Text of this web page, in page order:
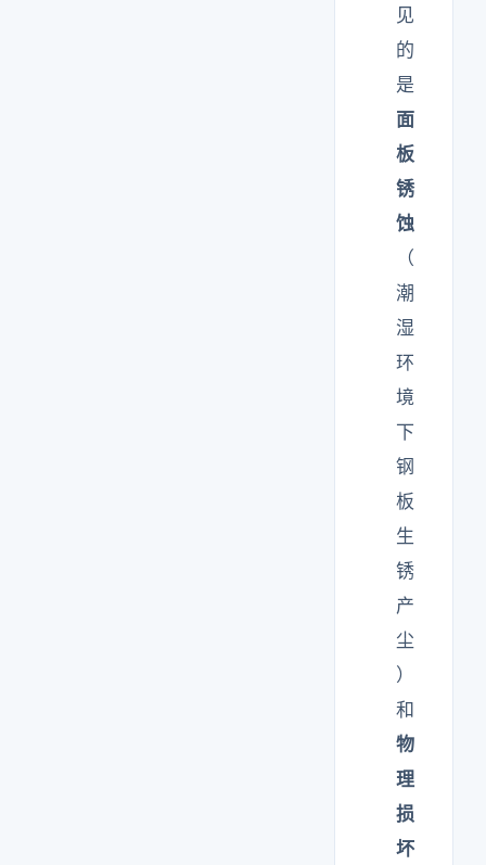
见
的
是
面
板
锈
蚀
（
潮
湿
环
境
下
钢
板
生
锈
产
尘
）
和
物
理
损
坏